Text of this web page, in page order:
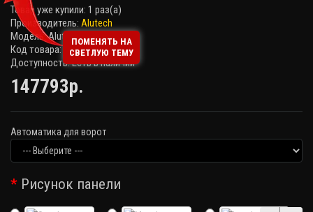
ПОМЕНЯТЬ НА
СВЕТЛУЮ ТЕМУ
Товар уже купили: 1 раз(а)
Производитель: Alutech
Модель: Alutech Trend
Код товара:
Доступность: Есть в наличии
147793р.
Автоматика для ворот
Рисунок панели